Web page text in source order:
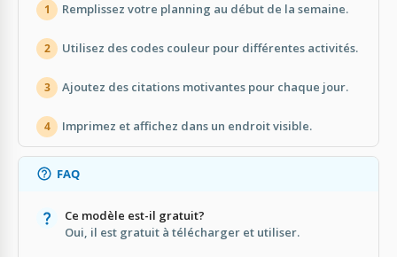
1 Remplissez votre planning au début de la semaine.
2 Utilisez des codes couleur pour différentes activités.
3 Ajoutez des citations motivantes pour chaque jour.
4 Imprimez et affichez dans un endroit visible.
FAQ
Ce modèle est-il gratuit?
Oui, il est gratuit à télécharger et utiliser.